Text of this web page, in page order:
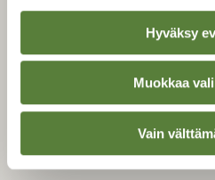
Hyväksy
Muokkaa
Vain